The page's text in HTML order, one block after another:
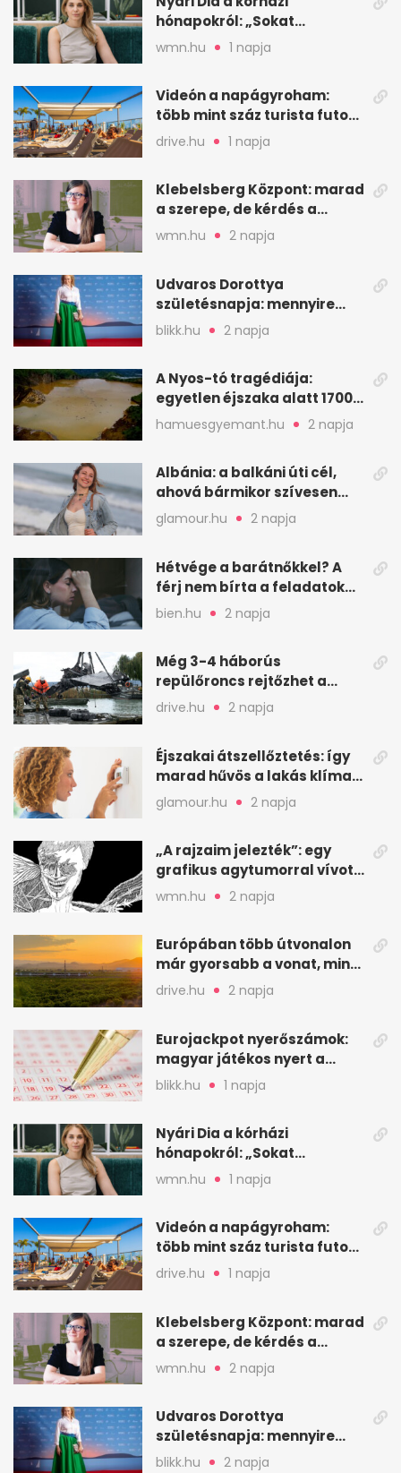
hónapokról: „Sokat
veszekedtem Istennel”
wmn.hu 1 napja
Videón a napágyroham:
több mint száz turista futott
a helyekért Tenerifén
drive.hu 1 napja
Klebelsberg Központ: marad
a szerepe, de kérdés a
hitelessége
wmn.hu 2 napja
Udvaros Dorottya
születésnapja: mennyire
ismered a filmszerepeit?
blikk.hu 2 napja
A Nyos-tó tragédiája:
egyetlen éjszaka alatt 1700
ember halt meg
hamuesgyemant.hu 2 napja
Albánia: a balkáni úti cél,
ahová bármikor szívesen
visszamennék
glamour.hu 2 napja
Hétvége a barátnőkkel? A
férj nem bírta a feladatokat,
a feleség levegőt kér
bien.hu 2 napja
Még 3-4 háborús
repülőroncs rejtőzhet a
Balaton mélyén
drive.hu 2 napja
Éjszakai átszellőztetés: így
marad hűvös a lakás klíma
nélkül
glamour.hu 2 napja
„A rajzaim jelezték”: egy
grafikus agytumorral vívott
küzdelme
wmn.hu 2 napja
Európában több útvonalon
már gyorsabb a vonat, mint
a repülő
drive.hu 2 napja
Eurojackpot nyerőszámok:
magyar játékos nyert a
2026. augusztus 4-i húzáson
blikk.hu 1 napja
Nyári Dia a kórházi
hónapokról: „Sokat
veszekedtem Istennel”
wmn.hu 1 napja
Videón a napágyroham:
több mint száz turista futott
a helyekért Tenerifén
drive.hu 1 napja
Klebelsberg Központ: marad
a szerepe, de kérdés a
hitelessége
wmn.hu 2 napja
Udvaros Dorottya
születésnapja: mennyire
ismered a filmszerepeit?
blikk.hu 2 napja